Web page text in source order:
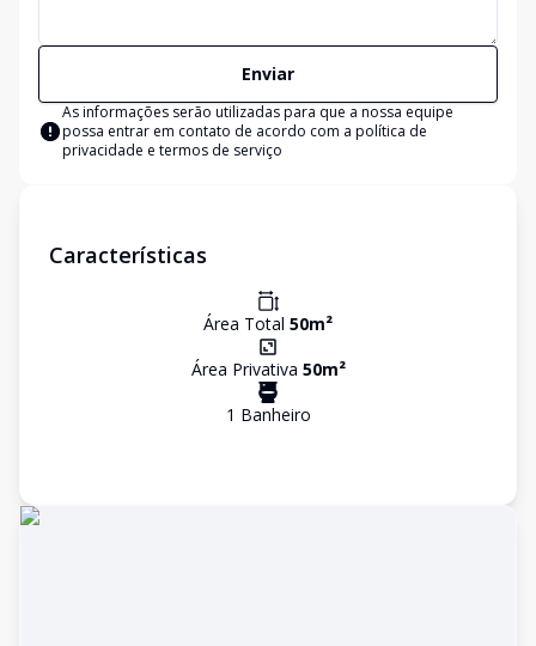
Enviar
As informações serão utilizadas para que a nossa equipe
possa entrar em contato de acordo com a política de
privacidade e termos de serviço
Características
Área Total 50m²
Área Privativa 50m²
1 Banheiro